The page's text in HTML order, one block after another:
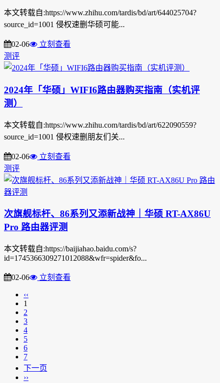
本文转载自:https://www.zhihu.com/tardis/bd/art/644025704?
source_id=1001 侵权速删华硕可能...
02-06
立刻查看
测评
2024年「华硕」WIFI6路由器购买指南（实机评
测）
本文转载自:https://www.zhihu.com/tardis/bd/art/622090559?
source_id=1001 侵权速删朋友们关...
02-06
立刻查看
测评
次旗舰标杆、86系列又添新战神｜华硕 RT-AX86U
Pro 路由器评测
本文转载自:https://baijiahao.baidu.com/s?
id=1745366309271012088&wfr=spider&fo...
02-06 立刻查看
‹‹
1
2
3
4
5
6
7
下一页
››